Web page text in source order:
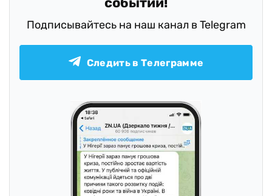
Подписывайтесь на наш канал в Telegram
Следить в Телеграмме